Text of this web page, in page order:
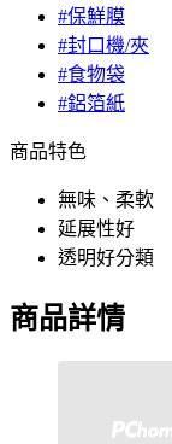
#保鮮膜
#封口機/夾
#食物袋
#鋁箔紙
商品特色
無味、柔軟
延展性好
透明好分類
商品詳情